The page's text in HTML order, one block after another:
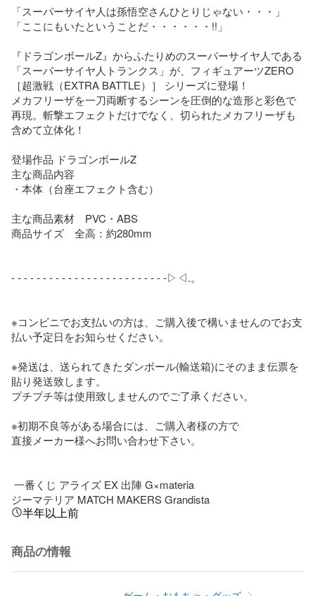
「スーパーサイヤ人は孫悟空さんひとりじゃない・・・」
「ここにもいたということだ・・・・・・!!」
『ドラゴンボールZ』からふたりめのスーパーサイヤ人である
「スーパーサイヤ人トランクス」が、フィギュアーツZERO
［超激戦（EXTRA BATTLE）］ シリーズに登場！
メカフリーザを一刀両断するシーンを圧倒的な造形と彩色で
再現。斬撃エフェクトだけでなく、切られたメカフリーザも
含めて立体化！
登場作品 ドラゴンボールZ
主な商品内容
・本体（台座エフェクト含む）
主な商品素材　PVC・ABS
商品サイズ　全高：約280mm
‐ ‐ ‐ ‐ ‐ ‐ ‐ ‐ ‐ ‐ ‐ ‐ ‐ ‐ ‐ ‐ - - - - - - - - -▷◁.。
※コンビニでお支払いの方は、ご購入後で構いませんのでお支
払い予定日をお知らせください。
※発送は、送られてきたダンボール(輸送箱)にそのまま伝票を
貼り発送致します。
プチプチ等は使用致しませんのでご了承ください。
※初期不良等がある場合には、ご購入者様の方で
直接メーカー様へお問い合わせ下さい。
ジーマテリア MATCH MAKERS Grandista
半年以上前
商品の情報